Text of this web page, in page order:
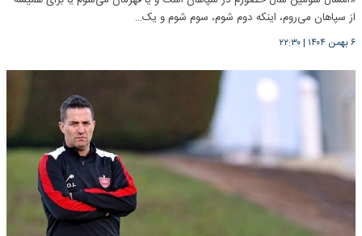
از سپاهان می‌روم، اینکه دوم شوم، سوم شوم و یک…
۶ بهمن ۱۴۰۴ |۲۲:۳۰